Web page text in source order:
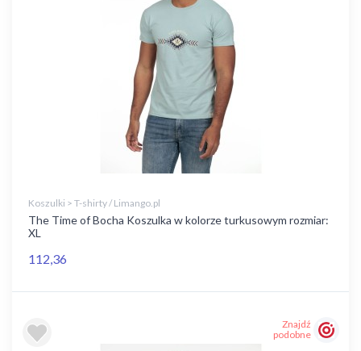
Koszulki > T-shirty / Limango.pl
The Time of Bocha Koszulka w kolorze turkusowym rozmiar:
XL
112,36
Znajdź
podobne